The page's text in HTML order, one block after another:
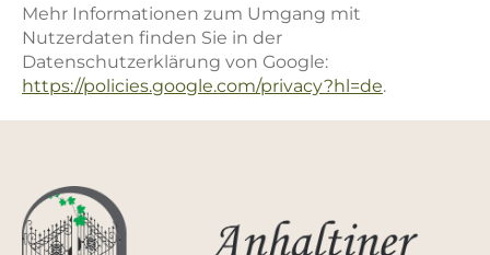
Mehr Informationen zum Umgang mit
Nutzerdaten finden Sie in der
Datenschutzerklärung von Google:
https://policies.google.com/privacy?hl=de.